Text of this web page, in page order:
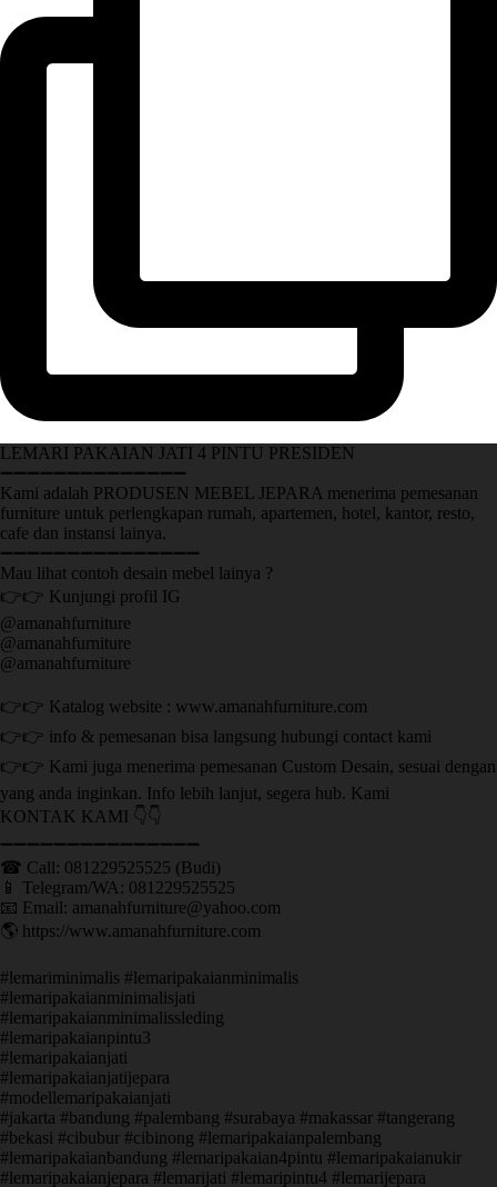
LEMARI PAKAIAN JATI 4 PINTU PRESIDEN
➖➖➖➖➖➖➖➖➖➖➖➖➖➖
Kami adalah PRODUSEN MEBEL JEPARA menerima pemesanan
furniture untuk perlengkapan rumah, apartemen, hotel, kantor, resto,
cafe dan instansi lainya.
➖➖➖➖➖➖➖➖➖➖➖➖➖➖➖
Mau lihat contoh desain mebel lainya ?
👉👉 Kunjungi profil IG
@amanahfurniture
@amanahfurniture
@amanahfurniture
👉👉 Katalog website : www.amanahfurniture.com
👉👉 info & pemesanan bisa langsung hubungi contact kami
👉👉 Kami juga menerima pemesanan Custom Desain, sesuai dengan
yang anda inginkan. Info lebih lanjut, segera hub. Kami
KONTAK KAMI 👇👇
➖➖➖➖➖➖➖➖➖➖➖➖➖➖➖ ㅤ
☎ Call: 081229525525 (Budi)
📱 Telegram/WA: 081229525525
📧 Email: amanahfurniture@yahoo.com
🌎 https://www.amanahfurniture.com
#lemariminimalis #lemaripakaianminimalis
#lemaripakaianminimalisjati
#lemaripakaianminimalissleding
#lemaripakaianpintu3
#lemaripakaianjati
#lemaripakaianjatijepara
#modellemaripakaianjati
#jakarta #bandung #palembang #surabaya #makassar #tangerang
#bekasi #cibubur #cibinong #lemaripakaianpalembang
#lemaripakaianbandung #lemaripakaian4pintu #lemaripakaianukir
#lemaripakaianjepara #lemarijati #lemaripintu4 #lemarijepara